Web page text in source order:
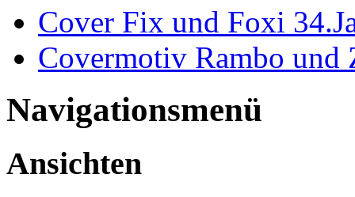
Cover Fix und Foxi
Covermotiv Rambo und
Navigationsmenü
Ansichten